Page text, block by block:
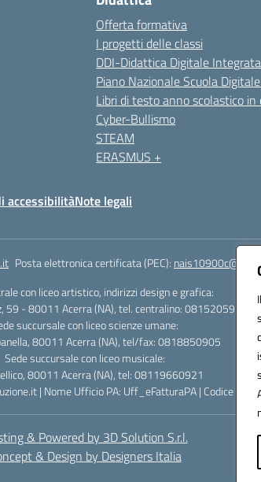
Offerta formativa
I progetti delle classi
DDI-Didattica Digitale Integrata
Piano Nazionale Scuola
Libri di testo anno scolastico in
Cyber-Bullismo
STEAM
ERASMUS +
accessibilitàNote legali
Posta elettronica certificata (PEC):
con liceo artistico, indirizzi design e grafica:
59 - 80011 Acerra (NA), tel. centralino: 0815205935
succursale con liceo scienze umane:
80011 Acerra (NA), tel/fax: 0818850905
Sede succursale con liceo musicale:
80011 Acerra (NA), tel: 08119660921
| Nome Ufficio PA: Uff_eFatturaPA | Codice
& Powered by 3D Solution S.r.l.
& Design by Designers Italia